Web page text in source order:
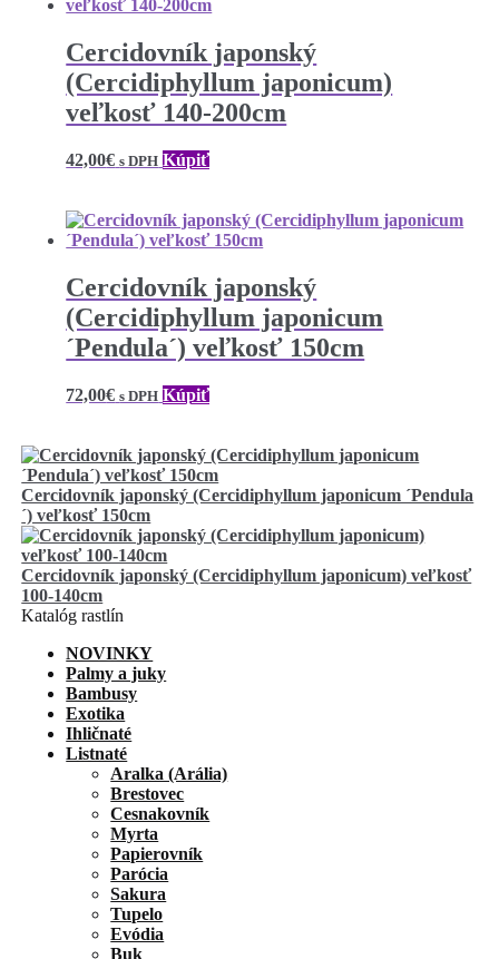
Cercidovník japonský
(Cercidiphyllum japonicum)
veľkosť 140-200cm
42,00€ s DPH Kúpiť
Cercidovník japonský
(Cercidiphyllum japonicum
´Pendula´) veľkosť 150cm
72,00€ s DPH Kúpiť
Cercidovník japonský (Cercidiphyllum japonicum ´Pendula
´) veľkosť 150cm
Cercidovník japonský (Cercidiphyllum japonicum) veľkosť
100-140cm
Katalóg rastlín
NOVINKY
Palmy a juky
Bambusy
Exotika
Ihličnaté
Listnaté
Aralka (Arália)
Brestovec
Cesnakovník
Myrta
Papierovník
Parócia
Sakura
Tupelo
Evódia
Buk